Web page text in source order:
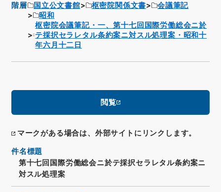
階層 国立公文書館 枢密院関係文書
会議筆記
昭和
枢密院会議筆記・一、第十七回国際労働総会ニ於
テ採択セラレタル条約案ニ対スル処理案・昭和十
年六月十二日
閲覧
マークがある場合は、外部サイトにリンクします。
件名標題
第十七回国際労働総会ニ於テ採択セラレタル条約案ニ
対スル処理案